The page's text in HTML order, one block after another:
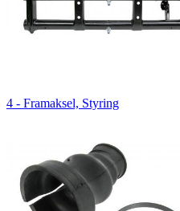
4 - Framaksel, Styring